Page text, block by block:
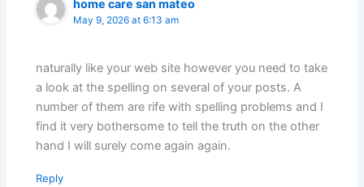
home care san mateo
May 9, 2026 at 6:13 am
naturally like your web site however you need to take
a look at the spelling on several of your posts. A
number of them are rife with spelling problems and I
find it very bothersome to tell the truth on the other
hand I will surely come again again.
Reply